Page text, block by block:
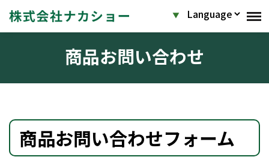
商品お問い合わせ
商品お問い合わせフォーム